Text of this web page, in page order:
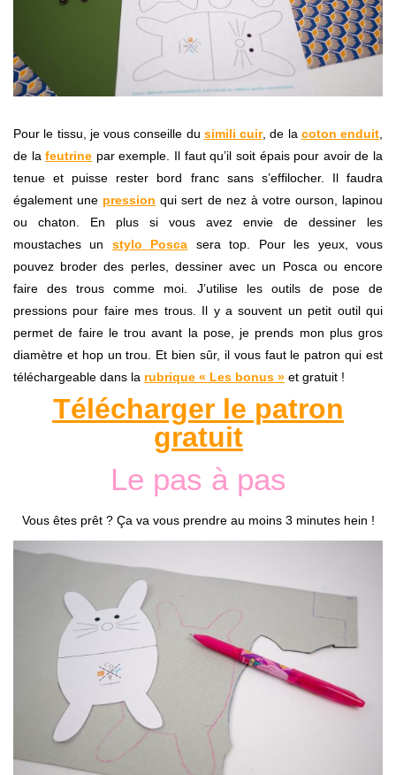
Pour le tissu, je vous conseille du simili cuir, de la coton enduit
de lafeutrine par exemple. Il faut qu’il soit épais pour avoir de la
tenue et puisse rester bord franc sans s’effilocher. Il faudra
également une pression qui sert de nez à votre ourson, lapinou
ou chaton. En plus si vous avez envie de dessiner les
moustaches un stylo Posca sera top. Pour les yeux, vous
pouvez broder des perles, dessiner avec un Posca ou encore
faire des trous comme moi. J’utilise les outils de pose de
pressions pour faire mes trous. Il y a souvent un petit outil qui
permet de faire le trou avant la pose, je prends mon plus gros
diamètre et hop un trou. Et bien sûr, il vous faut le patron qui est
téléchargeable dans la rubrique « Les bonus » et gratuit !
Télécharger le patron
gratuit
Le pas à pas
Vous êtes prêt ? Ça va vous prendre au moins 3 minutes hein !